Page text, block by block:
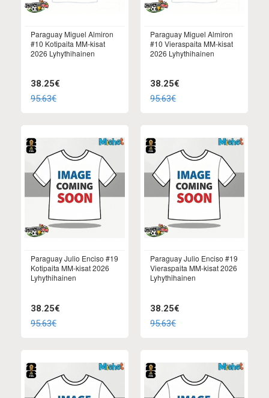
Paraguay Miguel Almiron
#10 Kotipaita MM-kisat
2026 Lyhythihainen
38.25€
95.63€
Paraguay Miguel Almiron
#10 Vieraspaita MM-kisat
2026 Lyhythihainen
38.25€
95.63€
Paraguay Julio Enciso #19
Kotipaita MM-kisat 2026
Lyhythihainen
38.25€
95.63€
Paraguay Julio Enciso #19
Vieraspaita MM-kisat 2026
Lyhythihainen
38.25€
95.63€